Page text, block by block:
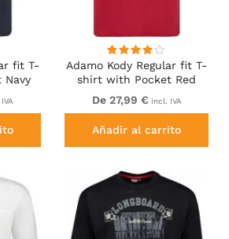
fit T-
Adamo Kody Regular fit T-
shirt with Pocket Red
De 27,99 € incl. IVA
Añadir al carrito